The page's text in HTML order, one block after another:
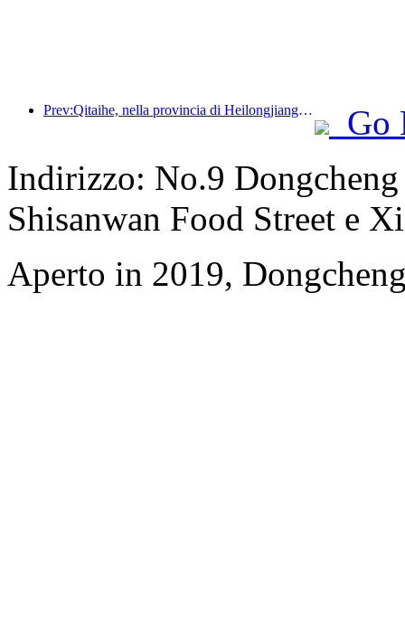
Prev:Qitaihe, nella provincia di Heilongjiang, ha emanato il primo regolamento nazionale sul settore del ghiaccio e della neve, incoraggiando l'integrazione dell'intelligenza artificiale negli sport su ghiaccio e neve.
Go
Indirizzo: No.9
Shisanwan Food Street e
Aperto in 2019,